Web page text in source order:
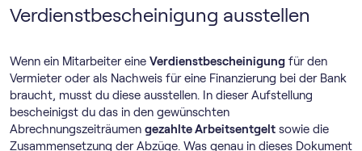
Verdienstbescheinigung ausstellen
Wenn ein Mitarbeiter eine Verdienstbescheinigung für den
Vermieter oder als Nachweis für eine Finanzierung bei der Bank
braucht, musst du diese ausstellen. In dieser Aufstellung
bescheinigst du das in den gewünschten
Abrechnungszeiträumen gezahlte Arbeitsentgelt sowie die
Zusammensetzung der Abzüge. Was genau in dieses Dokument